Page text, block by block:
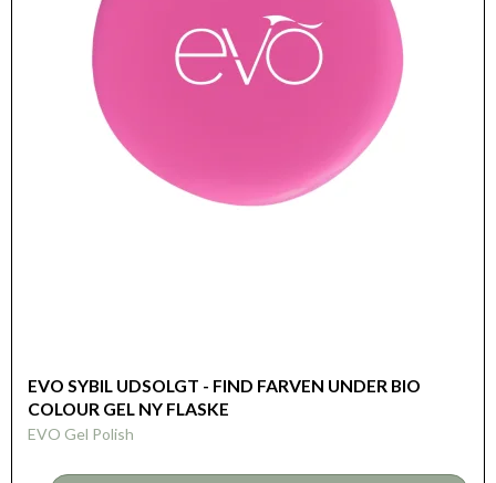
EVO SYBIL UDSOLGT - FIND FARVEN UNDER BIO
COLOUR GEL NY FLASKE
EVO Gel Polish